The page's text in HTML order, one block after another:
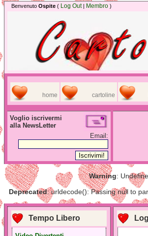
Benvenuto Ospite ( Log Out| Membro )
home cartoline
Voglio iscrivermi
alla NewsLetter
Email:
Warning:
Deprecated: urldecode(): Passing null to
Tempo Libero